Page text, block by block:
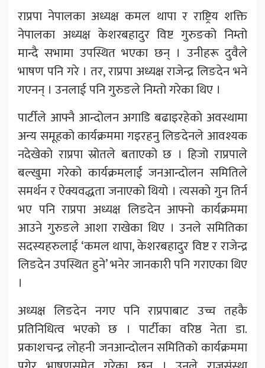
राप्रपा नेपालका अध्यक्ष कमल थापा र राष्ट्रिय शक्ति
नेपालका अध्यक्ष केशरबहादुर विष्ट गुरुङको निम्तो
मान्दै सभामा उपस्थित भएका छन् । उनीहरू दुवैले
भाषण पनि गरे । तर, राप्रपा अध्यक्ष राजेन्द्र लिङदेन भने
गएनन् । उनलाई पनि गुरुङले निम्तो गरेका थिए ।
पार्टीले आफ्नै आन्दोलन अगाडि बढाइरहेको अवस्थामा
अन्य समूहको कार्यक्रममा गइरहनु लिङदेनले आवश्यक
नदेखेको राप्रपा स्रोतले बताएको छ । हिजो राप्रपाले
बल्खुमा गरेको कार्यक्रमलाई जनआन्दोलन समितिले
समर्थन र ऐक्यवद्धता जनाएको थियो । त्यसको गुन तिर्न
भए पनि राप्रपा अध्यक्ष लिङदेन आफ्नो कार्यक्रममा
आउने गुरुङले आशा राखेका थिए । उनले समितिका
सदस्यहरुलाई ‘कमल थापा, केशरबहादुर विष्ट र राजेन्द्र
लिङदेन उपस्थित हुने’ भनेर जानकारी पनि गराएका थिए
।
अध्यक्ष लिङदेन नगए पनि राप्रपाबाट उच्च तहकै
प्रतिनिधित्व भएको छ । पार्टीका वरिष्ठ नेता डा.
प्रकाशचन्द्र लोहनी जनआन्दोलन समितिको कार्यक्रममा